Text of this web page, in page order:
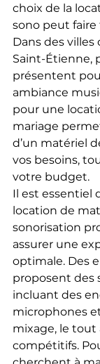
choix de la
sono peut
Dans des
Saint-Étienne,
présentent
ambiance
pour une
mariage
d’un matériel
vos besoins,
votre budget.
Il est essentiel
location de
sonorisation
assurer une
optimale. Des
proposent des
incluant des
microphones
mixage, le tout
compétitifs.